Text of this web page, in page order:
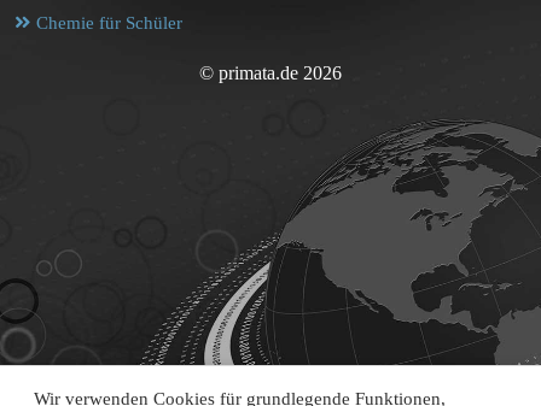
Wir verwenden Cookies für grundlegende Funktionen,
Chemie für Schüler
© primata.de 2026